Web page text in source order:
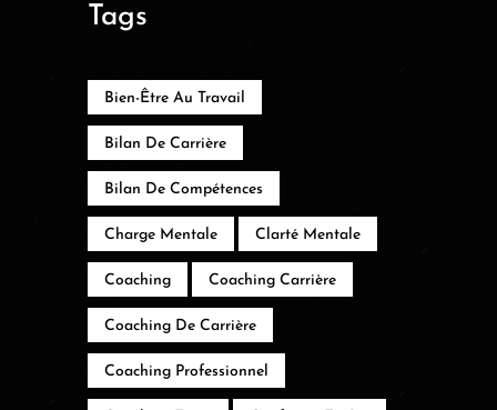
Tags
Bien-Être Au Travail
Bilan De Carrière
Bilan De Compétences
Charge Mentale Clarté Mentale
Coaching Coaching Carrière
Coaching De Carrière
Coaching Professionnel